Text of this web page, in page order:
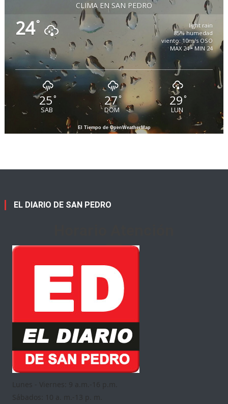
CLIMA EN SAN PEDRO
24°
light rain
85% humedad
viento: 10m/s OSO
MAX 24 • MIN 24
25°
SAB
27 °
DOM
29°
LUN
El Tiempo de OpenWeatherMap
EL DIARIO DE SAN PEDRO
Lunes - Viernes: 9 a.m.-16 p.m.
Sábados: 10 a. m.-13 p. m.